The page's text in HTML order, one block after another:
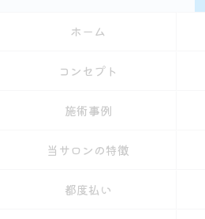
ホーム
コンセプト
施術事例
当サロンの特徴
都度払い